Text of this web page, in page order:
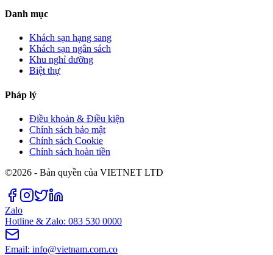
Danh mục
Khách sạn hạng sang
Khách sạn ngân sách
Khu nghỉ dưỡng
Biệt thự
Pháp lý
Điều khoản & Điều kiện
Chính sách bảo mật
Chính sách Cookie
Chính sách hoàn tiền
©2026 - Bản quyền của VIETNET LTD
Zalo
Hotline & Zalo: 083 530 0000
Email: info@vietnam.com.co